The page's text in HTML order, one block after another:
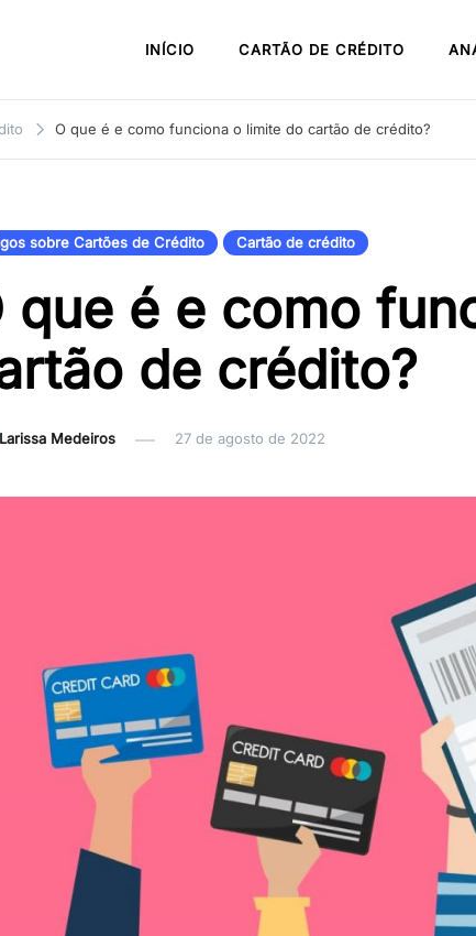
INÍCIO CARTÃO DE CRÉDITO
O que é e como funciona o limite do cartão de crédito?
sobre Cartões de Crédito Cartão de crédito
que é e como
de crédito?
Larissa Medeiros 27 de agosto de 2022